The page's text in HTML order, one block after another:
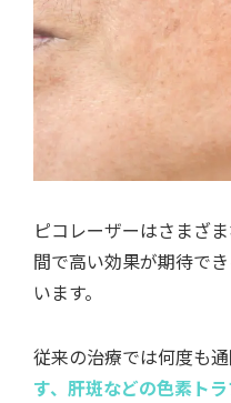
ピコレーザーはさまざ
間で高い効果が期待で
います。
従来の治療では何度も
す、肝斑などの色素ト